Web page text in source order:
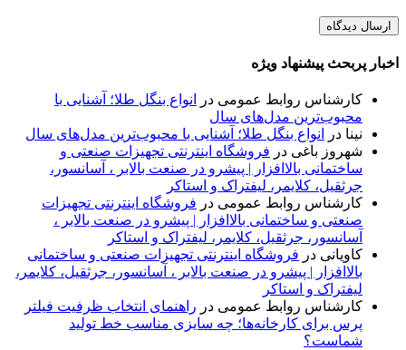
اخبار پربحث پیشنهاد ویژه
کارشناس روابط عمومی در
انواع بنگل طلا؛ آشنایی با
محبوب‌ترین مدل‌های سال
نینا در
انواع بنگل طلا؛ آشنایی با محبوب‌ترین مدل‌های سال
شهروز باغی در فروشگاه اینترنتی تجهیزات صنعتی و
ساختمانی بالاافزار | پیشرو در صنعت بالابر ، آسانسور،
جرثقیل، کلایمر، لیفتراک و استاکر
کارشناس روابط عمومی در فروشگاه اینترنتی تجهیزات
صنعتی و ساختمانی بالاافزار | پیشرو در صنعت بالابر ،
آسانسور، جرثقیل، کلایمر، لیفتراک و استاکر
کاویانی در فروشگاه اینترنتی تجهیزات صنعتی و ساختمانی
بالاافزار | پیشرو در صنعت بالابر ، آسانسور، جرثقیل، کلایمر،
لیفتراک و استاکر
کارشناس روابط عمومی در راهنمای انتخاب ظرفیت فیلتر
پرس برای کارخانه‌ها؛ چه سایزی مناسب خط تولید
شماست؟